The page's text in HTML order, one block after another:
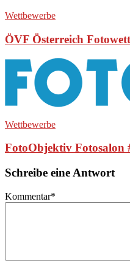
Wettbewerbe
ÖVF Österreich
Wettbewerbe
FotoObjektiv Fotosalon
Schreibe eine Antwort
Kommentar*